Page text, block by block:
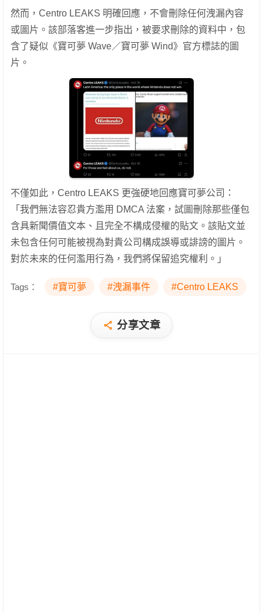
然而，Centro LEAKS 明確回應，不會刪除任何洩漏內容
或圖片。該部落客進一步指出，被要求刪除的資料中，包
含了疑似《寶可夢 Wave／寶可夢 Wind》官方標誌的圖
片。
不僅如此，Centro LEAKS 更強硬地回應寶可夢公司：
「我們無法容忍貴方濫用 DMCA 法案，試圖刪除那些僅包
含具新聞價值文本、且完全不構成侵權的貼文。該貼文並
未包含任何可能被視為對貴公司構成誤導或誹謗的圖片。
對於未來的任何濫用行為，我們將保留追究權利。」
Tags： #寶可夢 #洩漏事件 #Centro LEAKS
分享文章